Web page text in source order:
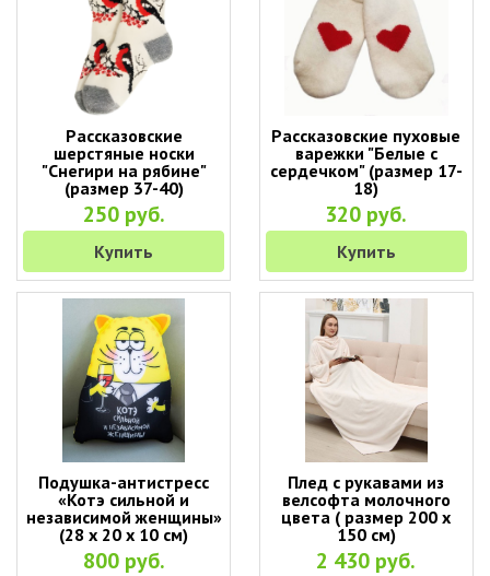
Рассказовские
шерстяные носки
"Снегири на рябине"
(размер 37-40)
250 руб.
Купить
Рассказовские пуховые
варежки "Белые с
сердечком" (размер 17-
18)
320 руб.
Купить
Подушка-антистресс
«Котэ сильной и
независимой женщины»
(28 х 20 х 10 см)
800 руб.
Плед с рукавами из
велсофта молочного
цвета ( размер 200 х
150 см)
2 430 руб.